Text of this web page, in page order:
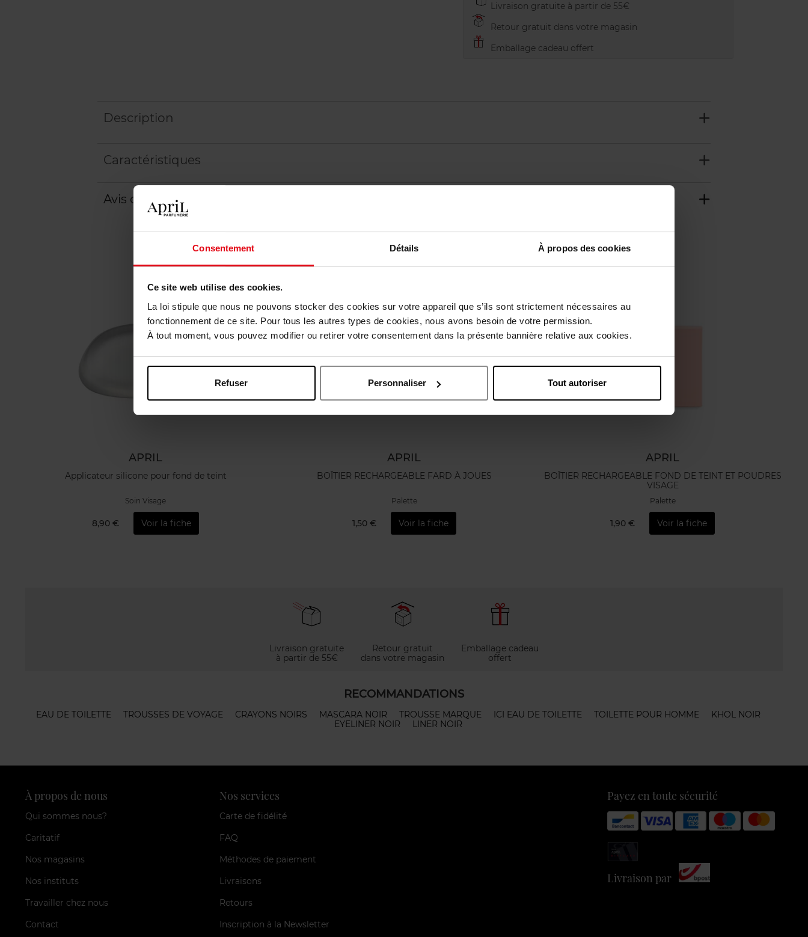
Consentement Détails À propos des cookies
Ce site web utilise des cookies.
La loi stipule que nous ne pouvons stocker des cookies sur votre appareil que s’ils sont strictement nécessaires au
fonctionnement de ce site. Pour tous les autres types de cookies, nous avons besoin de votre permission.
À tout moment, vous pouvez modifier ou retirer votre consentement dans la présente bannière relative aux cookies.
Refuser Personnaliser Tout autoriser
Livraison gratuite à partir de 55€
Retour gratuit dans votre magasin
Emballage cadeau offert
Description
Caractéristiques
Avis client Politique relative aux avis des clients
Vous aimerez peut-être
APRIL
Applicateur silicone pour fond de teint
Soin Visage
8,90 € Voir la fiche
APRIL
BOÎTIER RECHARGEABLE FARD À JOUES
Palette
1,50 € Voir la fiche
APRIL
BOÎTIER RECHARGEABLE FOND DE TEINT ET POUDRES
VISAGE
Palette
1,90 € Voir la fiche
Livraison gratuite
à partir de 55€
Retour gratuit
dans votre magasin
Emballage cadeau
offert
RECOMMANDATIONS
EAU DE TOILETTE TROUSSES DE VOYAGE CRAYONS NOIRS MASCARA NOIR TROUSSE MARQUE ICI EAU DE TOILETTE TOILETTE POUR HOMME
KHOL NOIR
EYELINER NOIR
LINER NOIR
À propos de nous
Qui sommes nous?
Caritatif
Nos magasins
Nos instituts
Travailler chez nous
Contact
Nos services
Carte de fidélité
FAQ
Méthodes de paiement
Livraisons
Retours
Inscription à la Newsletter
Payez en toute sécurité
Livraison par